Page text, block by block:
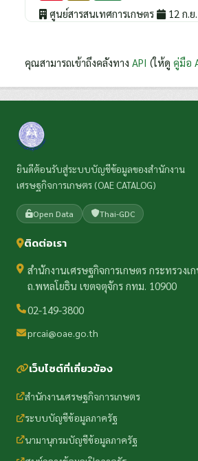
ศูนย์สารสนเทศการเกษตร 12 ก.ย
คุณสามารถเข้าถึงคลังทาง API (ให้ดู คู่มือ
ยินดีต้อนรับสู่ระบบบัญชีข้อมูลของสำนักงาน
เศรษฐกิจการเกษตร (OAE CATALOG)
Open Data Thai-GDC
ติดต่อเรา
สำนักงานเศรษฐกิจการเกษตร กระทรวง
ถ.พหลโยธิน เขตจตุจักร กทม. 10900
02-149-3800
prcai@oae.go.th
เว็บไซต์ที่เกี่ยวข้อง
สำนักงานเศรษฐกิจการเกษตร
ระบบบัญชีข้อมูลภาครัฐ
นามานุกรมบัญชีข้อมูลภาครัฐ